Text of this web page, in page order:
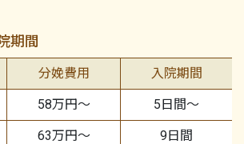
期間
分娩費用 入院期間
58万円〜 5日間〜
63万円〜 9日間